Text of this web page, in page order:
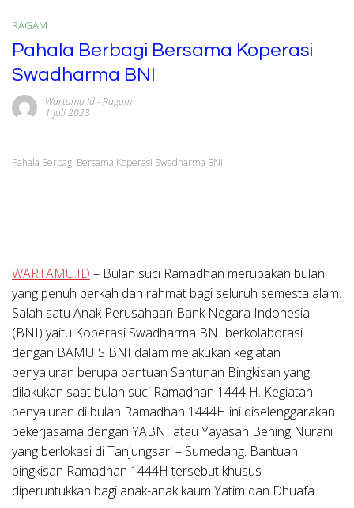
RAGAM
Pahala Berbagi Bersama Koperasi
Swadharma BNI
Wartamu Id- Ragam
1 Juli 2023
Pahala Berbagi Bersama Koperasi Swadharma BNI
WARTAMU.ID – Bulan suci Ramadhan merupakan bulan
yang penuh berkah dan rahmat bagi seluruh semesta alam.
Salah satu Anak Perusahaan Bank Negara Indonesia
(BNI) yaitu Koperasi Swadharma BNI berkolaborasi
dengan BAMUIS BNI dalam melakukan kegiatan
penyaluran berupa bantuan Santunan Bingkisan yang
dilakukan saat bulan suci Ramadhan 1444 H. Kegiatan
penyaluran di bulan Ramadhan 1444H ini diselenggarakan
bekerjasama dengan YABNI atau Yayasan Bening Nurani
yang berlokasi di Tanjungsari – Sumedang. Bantuan
bingkisan Ramadhan 1444H tersebut khusus
diperuntukkan bagi anak-anak kaum Yatim dan Dhuafa.